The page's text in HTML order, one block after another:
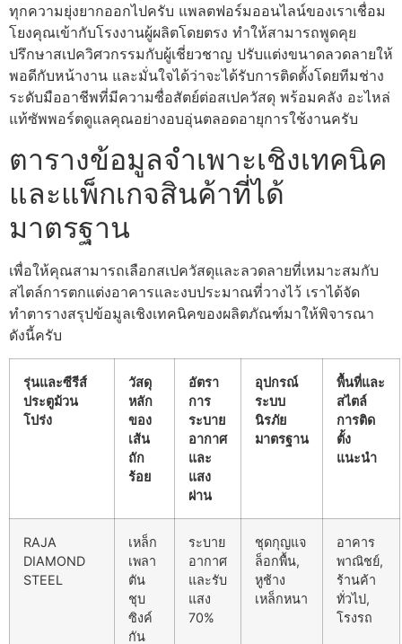
ทุกความยุ่งยากออกไปครับ แพลตฟอร์มออนไลน์ของเราเชื่อม
โยงคุณเข้ากับโรงงานผู้ผลิตโดยตรง ทำให้สามารถพูดคุย
ปรึกษาสเปควิศวกรรมกับผู้เชี่ยวชาญ ปรับแต่งขนาดลวดลายให้
พอดีกับหน้างาน และมั่นใจได้ว่าจะได้รับการติดตั้งโดยทีมช่าง
ระดับมืออาชีพที่มีความซื่อสัตย์ต่อสเปควัสดุ พร้อมคลัง อะไหล่
แท้ซัพพอร์ตดูแลคุณอย่างอบอุ่นตลอดอายุการใช้งานครับ
ตารางข้อมูลจำเพาะเชิงเทคนิค
และแพ็กเกจสินค้าที่ได้
มาตรฐาน
เพื่อให้คุณสามารถเลือกสเปควัสดุและลวดลายที่เหมาะสมกับ
สไตล์การตกแต่งอาคารและงบประมาณที่วางไว้ เราได้จัด
ทำตารางสรุปข้อมูลเชิงเทคนิคของผลิตภัณฑ์มาให้พิจารณา
ดังนี้ครับ
รุ่นและซีรีส์
ประตูม้วน
โปร่ง
วัสดุ
หลัก
ของ
เส้น
ถัก
ร้อย
อัตรา
การ
ระบาย
อากาศ
และ
แสง
ผ่าน
อุปกรณ์
ระบบ
นิรภัย
มาตรฐาน
พื้นที่และ
สไตล์
การติด
ตั้ง
แนะนำ
RAJA
DIAMOND
STEEL
เหล็ก
เพลา
ตัน
ชุบ
ซิงค์
กัน
ระบาย
อากาศ
และรับ
แสง
70%
ชุดกุญแจ
ล็อกพื้น,
หูช้าง
เหล็กหนา
อาคาร
พาณิชย์,
ร้านค้า
ทั่วไป,
โรงรถ